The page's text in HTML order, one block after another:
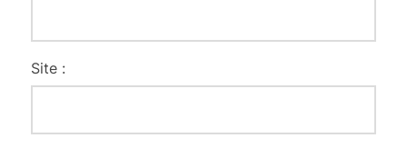
Site :